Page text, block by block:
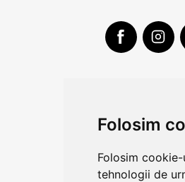
Folosim
Folosim
tehnologii de
Traian,
Vezi mai multe